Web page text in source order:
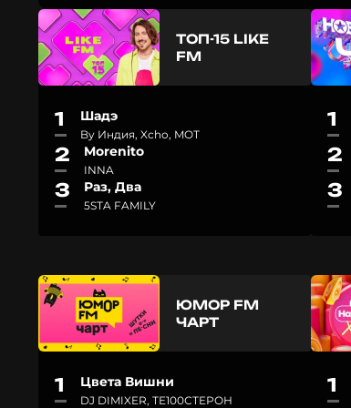
ТОП-15 LIKE
FM
1 Шадэ
By Индия, Xcho, MOT
2 Morenito
INNA
3 Раз, Два
5STA FAMILY
1
2
3
ЮМОР FM
ЧАРТ
1 Цвета Вишни
DJ DIMIXER, ТЕ100СТЕРОН
1